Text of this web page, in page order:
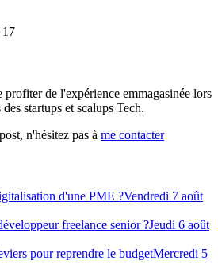
17
profiter de l'expérience emmagasinée lors
startups et scalups Tech.
n'hésitez pas à me contacter
d'une PME ?Vendredi 7 août
freelance senior ?Jeudi 6 août
pour reprendre le budgetMercredi 5